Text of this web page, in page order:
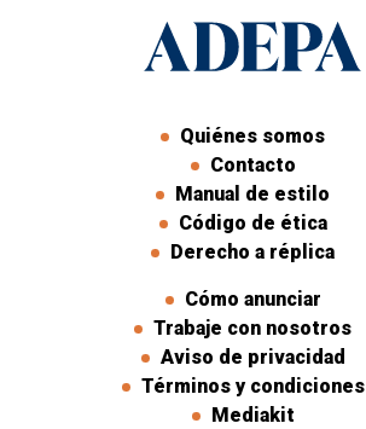
Quiénes somos
Contacto
Manual de estilo
Código de ética
Derecho a réplica
Cómo anunciar
Trabaje con nosotros
Aviso de privacidad
Términos y condiciones
Mediakit